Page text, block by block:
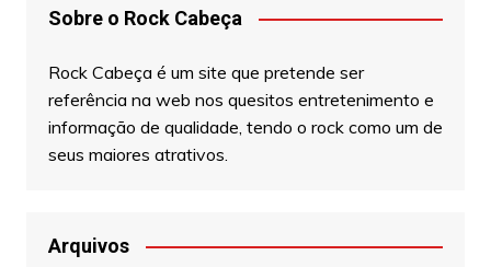
Sobre o Rock Cabeça
Rock Cabeça é um site que pretende ser
referência na web nos quesitos entretenimento e
informação de qualidade, tendo o rock como um de
seus maiores atrativos.
Arquivos